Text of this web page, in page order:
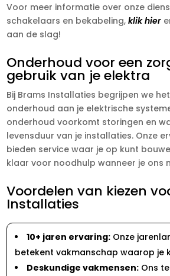
Voor meer informatie over onze
schakelaars en bekabeling,klik hier
aan de slag!
Onderhoud voor een
gebruik van je elektra
Bij Brams Installaties begrijpen we
onderhoud aan je elektrische
onderhoud voorkomt storingen en
levensduur van je installaties. Onze
bieden service waar je op kunt
klaar voor noodhulp wanneer je ons
Voordelen van kiezen
Installaties
10+ jaren ervaring: Onze
betekent vakmanschap waarop je
Deskundige vakmensen: Ons